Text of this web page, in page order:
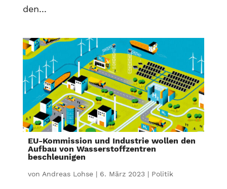
den...
EU-Kommission und Industrie wollen den
Aufbau von Wasserstoffzentren
beschleunigen
von Andreas Lohse| 6. März 2023| Politik